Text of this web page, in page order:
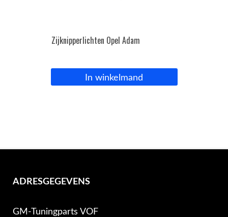
Zijknipperlichten Opel Adam
In winkelmand
ADRESGEGEVENS
GM-Tuningparts VOF